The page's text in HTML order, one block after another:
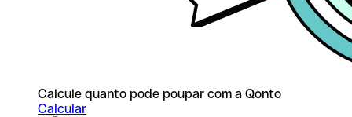
Calcule quanto pode poupar com a Qonto
Calcular